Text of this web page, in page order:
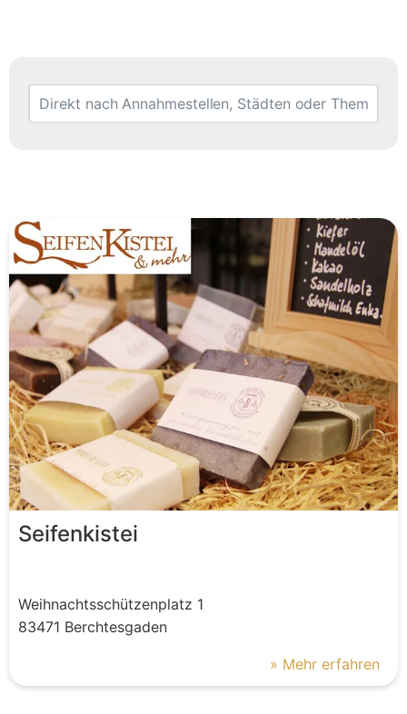
Seifenkistei
Weihnachtsschützenplatz 1
83471 Berchtesgaden
» Mehr erfahren